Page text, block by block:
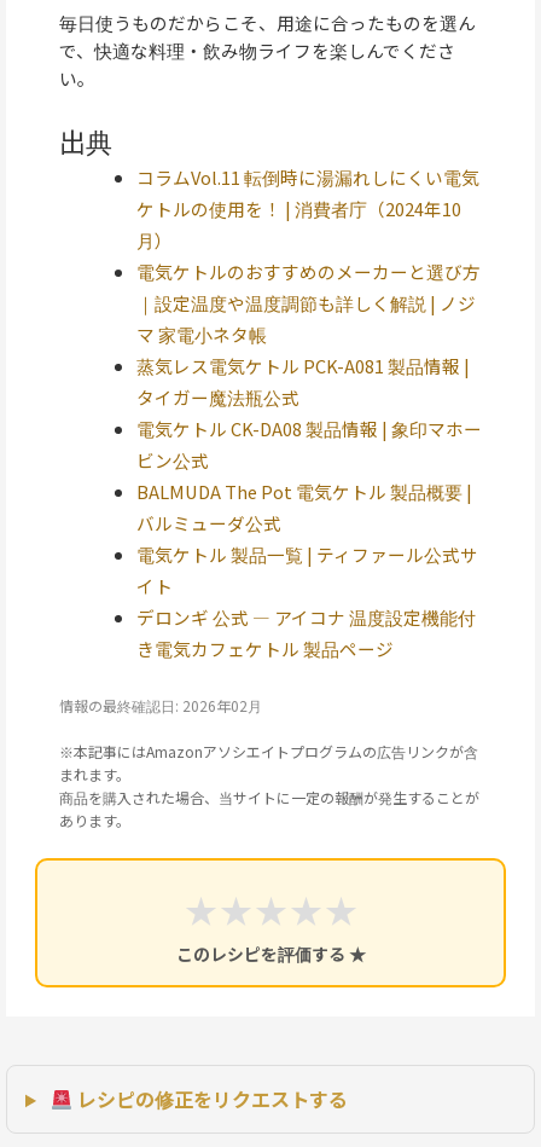
毎日使うものだからこそ、用途に合ったものを選ん
で、快適な料理・飲み物ライフを楽しんでくださ
い。
出典
コラムVol.11 転倒時に湯漏れしにくい電気
ケトルの使用を！ | 消費者庁（2024年10
月）
電気ケトルのおすすめのメーカーと選び方
｜設定温度や温度調節も詳しく解説 | ノジ
マ 家電小ネタ帳
蒸気レス電気ケトル PCK-A081 製品情報 |
タイガー魔法瓶公式
電気ケトル CK-DA08 製品情報 | 象印マホー
ビン公式
BALMUDA The Pot 電気ケトル 製品概要 |
バルミューダ公式
電気ケトル 製品一覧 | ティファール公式サ
イト
デロンギ 公式 — アイコナ 温度設定機能付
き電気カフェケトル 製品ページ
情報の最終確認日: 2026年02月
※本記事にはAmazonアソシエイトプログラムの広告リンクが含
まれます。
商品を購入された場合、当サイトに一定の報酬が発生することが
あります。
★
★
★
★
★
このレシピを評価する ★
レシピの修正をリクエストする